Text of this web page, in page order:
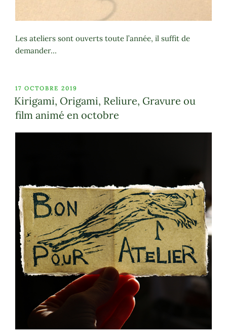
Les ateliers sont ouverts toute l’année, il suffit de
demander…
PUBLIÉ
LE
17 OCTOBRE 2019
Kirigami, Origami, Reliure, Gravure ou
film animé en octobre